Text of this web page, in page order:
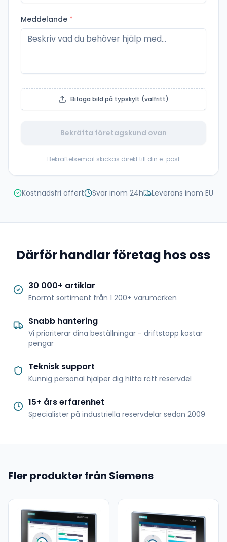
Meddelande *
Bifoga bild på typskylt (valfritt)
Bekräfta företagskund ovan
Bekräftelsemail skickas direkt till din e-post
Kostnadsfri offert Svar inom 24h Leverans inom EU
Därför handlar företag hos oss
30 000+ artiklar
Enormt sortiment från 1 200+ varumärken
Snabb hantering
Vi prioriterar dina beställningar - driftstopp kostar
pengar
Teknisk support
Kunnig personal hjälper dig hitta rätt reservdel
15+ års erfarenhet
Specialister på industriella reservdelar sedan 2009
Fler produkter från Siemens